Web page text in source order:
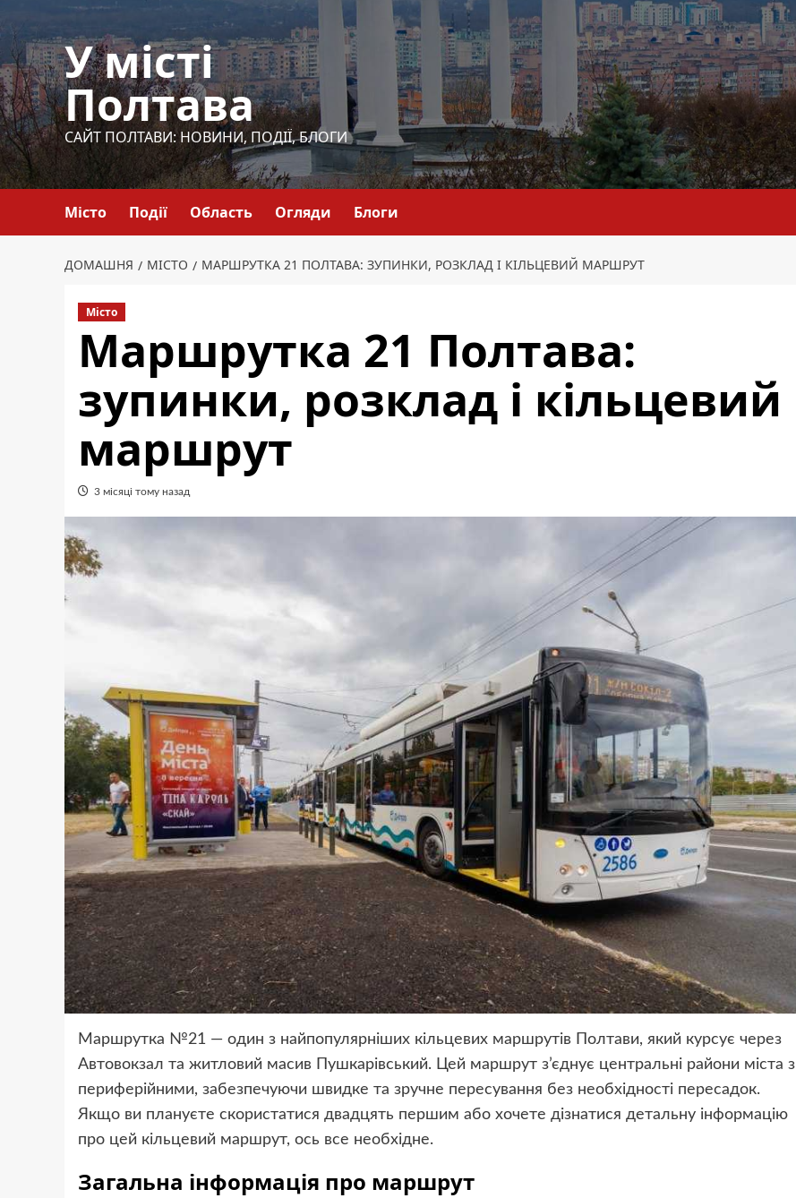
до
вмісту
У місті
Полтава
САЙТ ПОЛТАВИ: НОВИНИ, ПОДІЇ, БЛОГИ
Місто Події Область Огляди Блоги
ДОМАШНЯ МІСТО МАРШРУТКА 21 ПОЛТАВА: ЗУПИНКИ, РОЗКЛАД І КІЛЬЦЕВИЙ МАРШРУТ
Місто
Маршрутка 21 Полтава:
зупинки, розклад і кільцевий
маршрут
3 місяці тому назад
Маршрутка №21 — один з найпопулярніших кільцевих маршрутів Полтави, який курсує через
Автовокзал та житловий масив Пушкарівський. Цей маршрут з’єднує центральні райони міста з
периферійними, забезпечуючи швидке та зручне пересування без необхідності пересадок.
Якщо ви плануєте скористатися двадцять першим або хочете дізнатися детальну інформацію
про цей кільцевий маршрут, ось все необхідне.
Загальна інформація про маршрут